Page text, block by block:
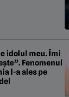
idolul meu. Îmi
Fenomenul
l-a ales pe